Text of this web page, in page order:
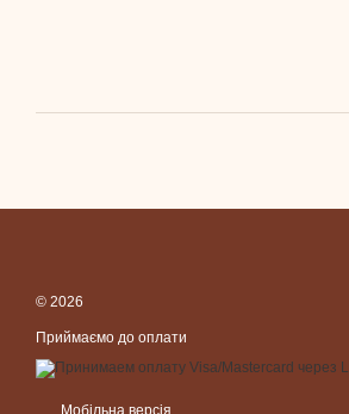
© 2026
Приймаємо до оплати
Мобільна версія